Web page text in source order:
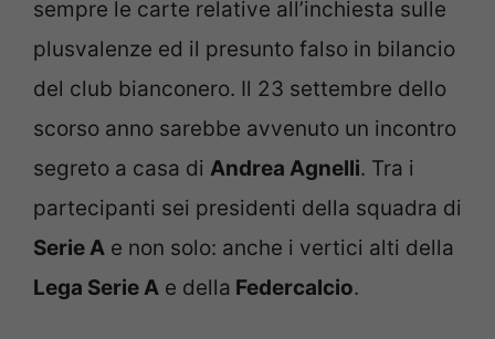
sempre le carte relative all’inchiesta sulle
plusvalenze ed il presunto falso in bilancio
del club bianconero. Il 23 settembre dello
scorso anno sarebbe avvenuto un incontro
segreto a casa di Andrea Agnelli. Tra i
partecipanti sei presidenti della squadra di
Serie A e non solo: anche i vertici alti della
Lega Serie A e della Federcalcio.